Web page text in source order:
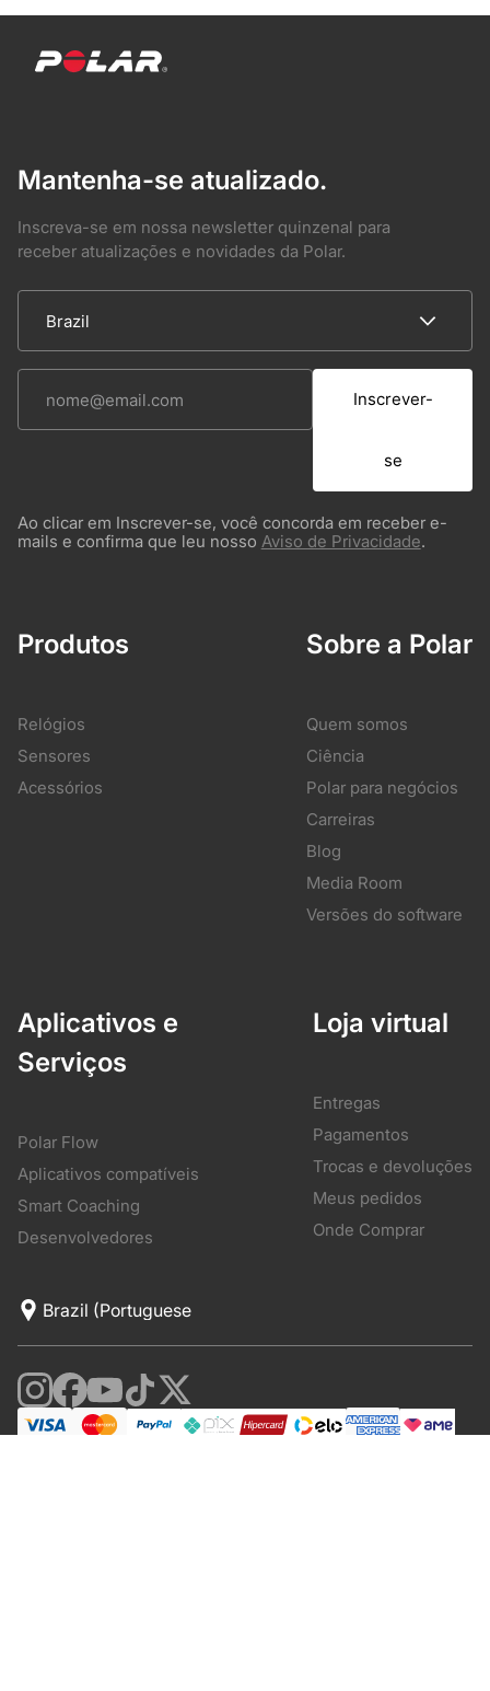
Mantenha-se atualizado.
Inscreva-se em nossa newsletter quinzenal para
receber atualizações e novidades da Polar.
Inscrever-
se
Ao clicar em Inscrever-se, você concorda em receber e-
mails e confirma que leu nosso Aviso de Privacidade.
Produtos
Relógios
Sensores
Acessórios
Sobre a Polar
Quem somos
Ciência
Polar para negócios
Carreiras
Blog
Media Room
Versões do software
Aplicativos e
Serviços
Polar Flow
Aplicativos compatíveis
Smart Coaching
Desenvolvedores
Loja virtual
Entregas
Pagamentos
Trocas e devoluções
Meus pedidos
Onde Comprar